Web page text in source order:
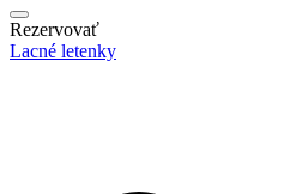
Rezervovať
Lacné letenky